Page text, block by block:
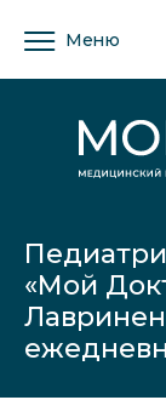
Меню
«Мой